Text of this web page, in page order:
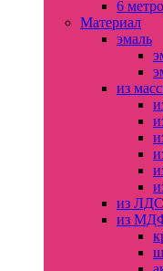
6
Материал
эмаль
из
из
из